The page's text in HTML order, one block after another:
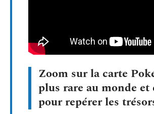
Zoom sur la carte
plus rare au monde et
pour repérer les